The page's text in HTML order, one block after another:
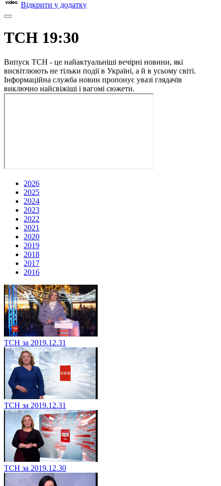
Відкрити у додатку
ТСН 19:30
Випуск ТСН - це найактуальніші вечірні новини, які
висвітлюють не тільки події в Україні, а й в усьому світі.
Інформаційна служба новин пропонує увазі глядачів
виключно найсвіжіші і вагомі сюжети.
2026
2025
2024
2023
2022
2021
2020
2019
2018
2017
2016
ТСН за 2019.12.31
ТСН за 2019.12.31
ТСН за 2019.12.30